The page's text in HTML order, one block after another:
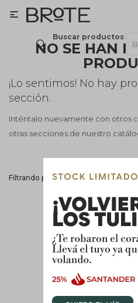
Buscar productos

NO SE HAN
¡Lo sentimos! No hay
sección.
Inténtalo nuevamente con otros
otras secciones de nuestro
Filtrando por: Accesorios